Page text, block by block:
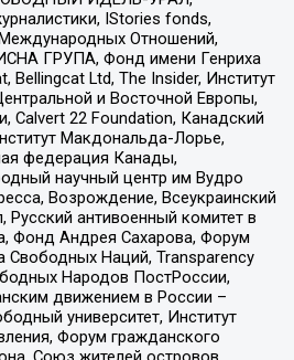
IStories fonds,
Отношений,
ГРУПА, Фонд имени Генриха
Bellingcat Ltd, The Insider, Институт
и Восточной Европы,
Calvert 22 Foundation, Канадский
Макдональда-Лорье,
федерация Канады,
научный центр им Вудро
Возрождение, Всеукраинский
антивоенный комитет в
Фонд Андрея Сахарова, Форум
Свободных Наций, Transparеncy
Народов ПостРоссии,
движением в России –
университет, Институт
Форум гражданского